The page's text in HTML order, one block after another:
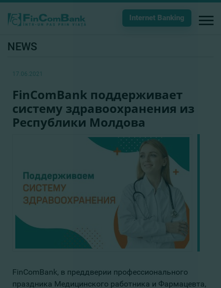
Internet Banking
NEWS
17.06.2021
FinComBank поддерживает
систему здравоохранения из
Республики Молдова
FinComBank, в преддверии профессионального
праздника Медицинского работника и Фармацевта,